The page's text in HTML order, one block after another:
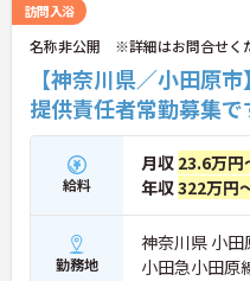
訪問入浴
名称非公開 ※詳細はお問合せく
【神奈川県／小田原
提供責任者常勤募集で
給料
月収 23.6万円
年収322万円
勤務地
神奈川県 小田
小田急小田原